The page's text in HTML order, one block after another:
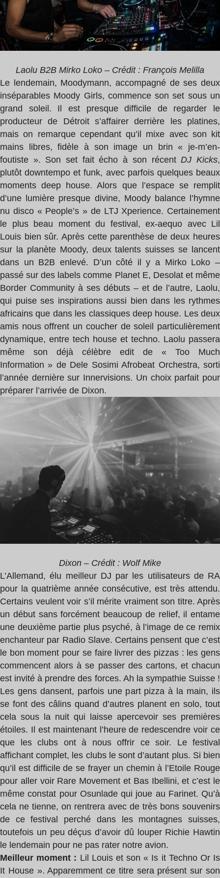
Laolu B2B Mirko Loko – Crédit : François Melilla
Le lendemain, Moodymann, accompagné de ses deux
inséparables Moody Girls, commence son set sous un
grand soleil. Il est presque difficile de regarder le
producteur de Détroit s’affairer derrière les platines,
mais on remarque cependant qu’il mixe avec son kit
mains libres, fidèle à son image un brin « je-m’en-
foutiste ». Son set fait écho à son récentDJ Kicks,
plutôt downtempo et funk, avec parfois quelques beaux
moments deep house. Alors que l’espace se remplit
d’une lumière presque divine, Moody balance l’hymne
nu disco « People’s » de LTJ Xperience. Certainement
le plus beau moment du festival, ex-aequo avec Lil
Louis bien sûr. Après cette parenthèse de deux heures
sur la planète Moody, deux talents suisses se lancent
dans un B2B enlevé. D’un côté il y a Mirko Loko –
passé sur des labels comme Planet E, Desolat et même
Border Community à ses débuts – et de l’autre, Laolu,
qui puise ses inspirations aussi bien dans les rythmes
africains que dans les classiques deep house. Les deux
amis nous offrent un coucher de soleil particulièrement
dynamique, entre tech house et techno. Laolu passera
même son déjà célèbre edit de « Too Much
Information » de Dele Sosimi Afrobeat Orchestra, sorti
l’année dernière sur Innervisions. Un choix parfait pour
préparer l’arrivée de Dixon.
Dixon – Crédit : Wolf Mike
L’Allemand, élu meilleur DJ par les utilisateurs de RA
pour la quatrième année consécutive, est très attendu.
Certains veulent voir s’il mérite vraiment son titre. Après
un début sans forcément beaucoup de relief, il entame
une deuxième partie plus psyché, à l’image de ce remix
enchanteur par Radio Slave. Certains pensent que c’est
le bon moment pour se faire livrer des pizzas : les gens
commencent alors à se passer des cartons, et chacun
est invité à prendre des forces. Ah la sympathie Suisse !
Les gens dansent, parfois une part pizza à la main, ils
se font des câlins quand d’autres planent en solo, tout
cela sous la nuit qui laisse apercevoir ses premières
étoiles. Il est maintenant l’heure de redescendre voir ce
que les clubs ont à nous offrir ce soir. Le festival
affichant complet, les clubs le sont d’autant plus. Si bien
qu’il est difficile de se frayer un chemin à l’Etoile Rouge
pour aller voir Rare Movement et Bas Ibellini, et c’est le
même constat pour Osunlade qui joue au Farinet. Qu’à
cela ne tienne, on rentrera avec de très bons souvenirs
de ce festival perché dans les montagnes suisses,
toutefois un peu déçus d’avoir dû louper Richie Hawtin
le lendemain pour ne pas rater notre avion.
Meilleur moment : Lil Louis et son « Is it Techno Or Is
It House ». Apparemment ce titre sera présent sur son